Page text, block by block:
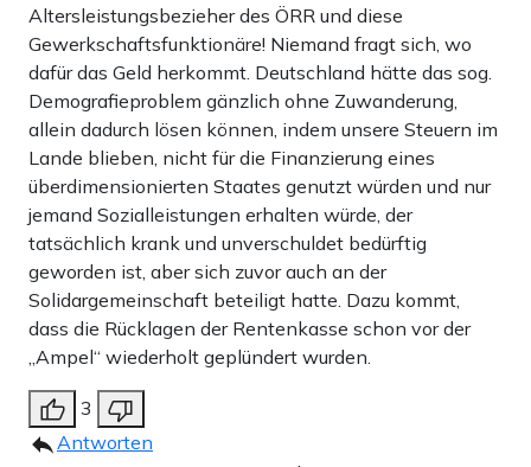
Altersleistungsbezieher des ÖRR und diese
Gewerkschaftsfunktionäre! Niemand fragt sich, wo
dafür das Geld herkommt. Deutschland hätte das sog.
Demografieproblem gänzlich ohne Zuwanderung,
allein dadurch lösen können, indem unsere Steuern im
Lande blieben, nicht für die Finanzierung eines
überdimensionierten Staates genutzt würden und nur
jemand Sozialleistungen erhalten würde, der
tatsächlich krank und unverschuldet bedürftig
geworden ist, aber sich zuvor auch an der
Solidargemeinschaft beteiligt hatte. Dazu kommt,
dass die Rücklagen der Rentenkasse schon vor der
„Ampel“ wiederholt geplündert wurden.
3
Antworten